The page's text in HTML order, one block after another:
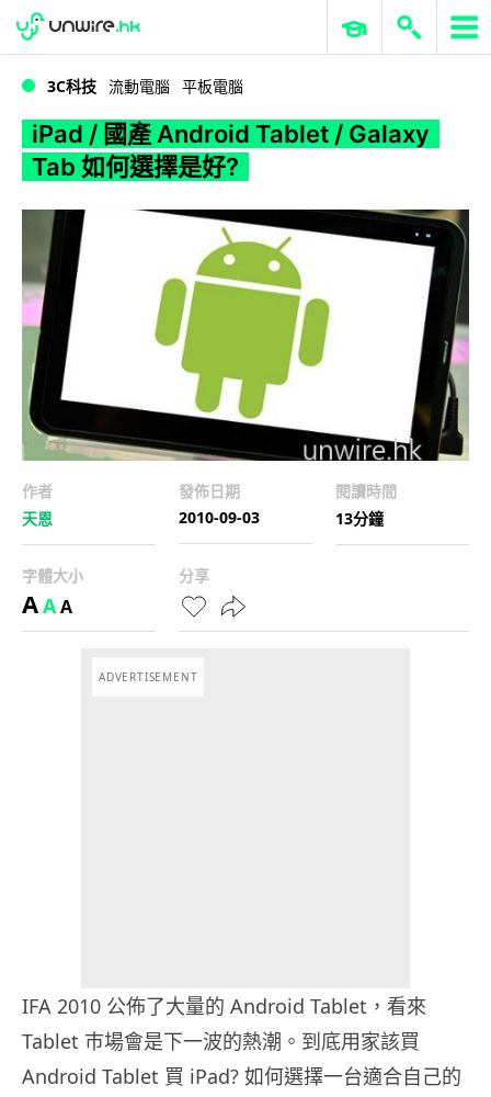
WWDC 2026 ERP 與商業 AI
3C科技 流動電腦 平板電腦
iPad / 國產 Android Tablet / Galaxy
Tab 如何選擇是好?
作者
天恩
發佈日期
2010-09-03
閱讀時間
13分鐘
字體大小
AAA
分享
ADVERTISEMENT
IFA 2010 公佈了大量的 Android Tablet，看來
Tablet 巿場會是下一波的熱潮。到底用家該買
Android Tablet 買 iPad? 如何選擇一台適合自己的